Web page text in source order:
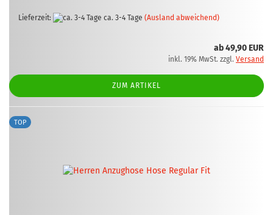
Lieferzeit: ca. 3-4 Tage (Ausland abweichend)
ab 49,90 EUR
inkl. 19% MwSt. zzgl. Versand
ZUM ARTIKEL
TOP